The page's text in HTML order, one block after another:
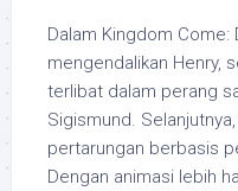
Dalam Kingdom
mengendalikan Henry,
terlibat dalam perang
Sigismund.
pertarungan berbasis
Dengan animasi lebih